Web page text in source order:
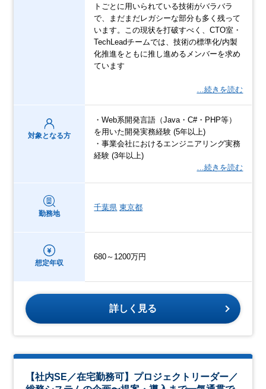
トごとに用いられている技術がバラバラ
で、まだまだレガシーな部分も多く残って
います。この現状を打破すべく、CTO室・
TechLeadチームでは、技術の標準化/内製
化推進をともに推し進めるメンバーを求め
ています
…続きを読む
対象となる方
・Web系開発言語（Java・C#・PHP等）
を用いた開発実務経験 (5年以上)
・事業会社におけるエンジニアリング実務
経験 (3年以上)
…続きを読む
勤務地
千葉県 東京都
想定年収
680～1200万円
詳しく見る
【社内SE／在宅勤務可】プロジェクトリーダー／